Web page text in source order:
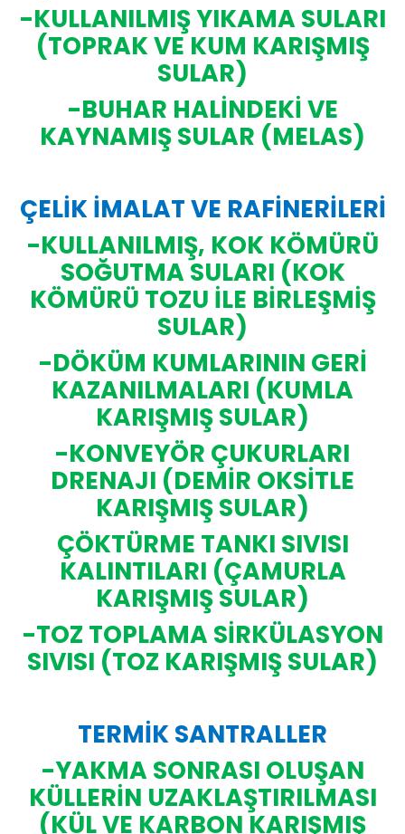
-KULLANILMIŞ YIKAMA SULARI
(TOPRAK VE KUM KARIŞMIŞ
SULAR)
-BUHAR HALİNDEKİ VE
KAYNAMIŞ SULAR (MELAS)
ÇELİK İMALAT VE RAFİNERİLERİ
-KULLANILMIŞ, KOK KÖMÜRÜ
SOĞUTMA SULARI (KOK
KÖMÜRÜ TOZU İLE BİRLEŞMİŞ
SULAR)
-DÖKÜM KUMLARININ GERİ
KAZANILMALARI (KUMLA
KARIŞMIŞ SULAR)
-KONVEYÖR ÇUKURLARI
DRENAJI (DEMİR OKSİTLE
KARIŞMIŞ SULAR)
ÇÖKTÜRME TANKI SIVISI
KALINTILARI (ÇAMURLA
KARIŞMIŞ SULAR)
-TOZ TOPLAMA SİRKÜLASYON
SIVISI (TOZ KARIŞMIŞ SULAR)
TERMİK SANTRALLER
-YAKMA SONRASI OLUŞAN
KÜLLERİN UZAKLAŞTIRILMASI
(KÜL VE KARBON KARIŞMIŞ